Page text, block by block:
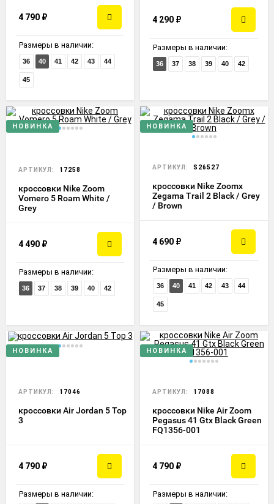
4 790 ₽
Размеры в наличии:
36 40 41 42 43 44
45
4 290 ₽
Размеры в наличии:
36 37 38 39 40 42
НОВИНКА
АРТИКУЛ: 17258
кроссовки Nike Zoom
Vomero 5 Roam White /
Grey
4 490 ₽
Размеры в наличии:
36 37 38 39 40 42
НОВИНКА
АРТИКУЛ: S26527
кроссовки Nike Zoomx
Zegama Trail 2 Black / Grey
/ Brown
4 690 ₽
Размеры в наличии:
36 40 41 42 43 44
45
НОВИНКА
АРТИКУЛ: 17046
кроссовки Air Jordan 5 Top
3
4 790 ₽
Размеры в наличии:
НОВИНКА
АРТИКУЛ: 17088
кроссовки Nike Air Zoom
Pegasus 41 Gtx Black Green
FQ1356-001
4 790 ₽
Размеры в наличии: